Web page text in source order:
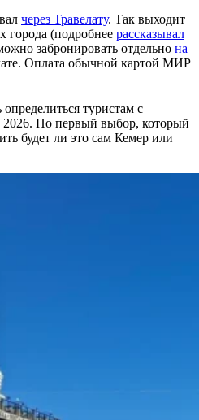
через Травелату. Так выходит
города (подробнее рассказывал
забронировать отдельно на
Оплата обычной картой МИР
туристам с
2026. Но первый выбор, который
будет ли это сам Кемер или